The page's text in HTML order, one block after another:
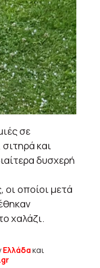
σε
και
δυσχερή
οι οποίοι μετά
χαλάζι.
Ελλάδακαι